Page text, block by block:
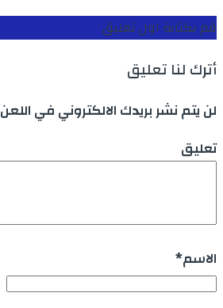
قم بكتابة اول تعليق
أترك لنا تعليق
لن يتم نشر بريدك الالكتروني في اللعن
تعليق
الاسم*